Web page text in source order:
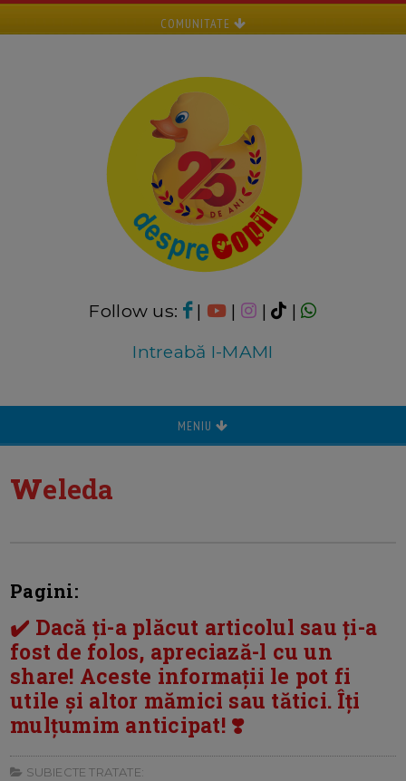
COMUNITATE
Follow us: | | |
|
Intreabă I-MAMI
MENIU
weleda
Pagini:
✔️ Dacă ți-a plăcut articolul sau ți-a
fost de folos, apreciază-l cu un
share! Aceste informații le pot fi
utile și altor mămici sau tătici. Îți
mulțumim anticipat! ❣️
SUBIECTE TRATATE: